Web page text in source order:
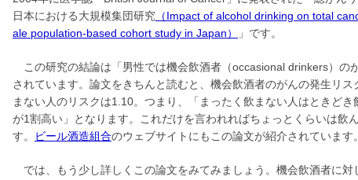
日本における大規模集団研究 （Impact of alcohol drinking on total
ale population-based cohort study in Japan）
」です。
この研究の結論は「男性では機会飲酒者（occasional drinkers）の
されています。論文をきちんと読むと、機会飲酒者のがんの発生リ
まない人のリスクは1.10。つまり、「まったく飲まない人はときどき
が1割高い」となります。これだけを言われればちょっとくらいは飲
す。
ビール酒造組合のウェブサイトにもこの論文が紹介されています。
では、もう少し詳しくこの論文をみてみましょう。機会飲酒者に対